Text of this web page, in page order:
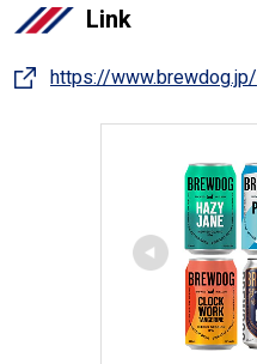
Link
https://www.brewdog.jp/